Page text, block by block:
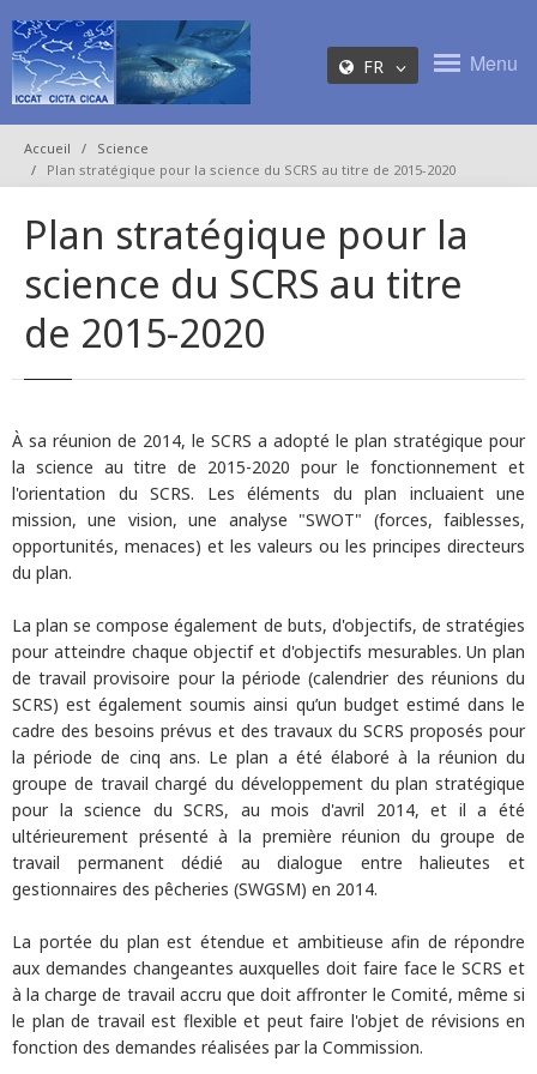
FR Menu
Accueil
Science
Plan stratégique pour la science du SCRS au titre de 2015-2020
Plan stratégique pour la
science du SCRS au titre
de 2015-2020
À sa réunion de 2014, le SCRS a adopté le plan stratégique pour
la science au titre de 2015-2020 pour le fonctionnement et
l'orientation du SCRS. Les éléments du plan incluaient une
mission, une vision, une analyse "SWOT" (forces, faiblesses,
opportunités, menaces) et les valeurs ou les principes directeurs
du plan.
La plan se compose également de buts, d'objectifs, de stratégies
pour atteindre chaque objectif et d'objectifs mesurables. Un plan
de travail provisoire pour la période (calendrier des réunions du
SCRS) est également soumis ainsi qu’un budget estimé dans le
cadre des besoins prévus et des travaux du SCRS proposés pour
la période de cinq ans. Le plan a été élaboré à la réunion du
groupe de travail chargé du développement du plan stratégique
pour la science du SCRS, au mois d'avril 2014, et il a été
ultérieurement présenté à la première réunion du groupe de
travail permanent dédié au dialogue entre halieutes et
gestionnaires des pêcheries (SWGSM) en 2014.
La portée du plan est étendue et ambitieuse afin de répondre
aux demandes changeantes auxquelles doit faire face le SCRS et
à la charge de travail accru que doit affronter le Comité, même si
le plan de travail est flexible et peut faire l'objet de révisions en
fonction des demandes réalisées par la Commission.